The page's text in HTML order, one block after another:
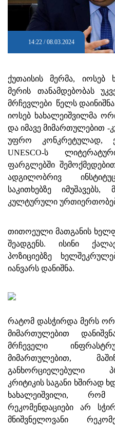
14:22 / 08.03.2024
ქუთაისის მერმა, იოსებ
მერის თანამდებობას
მრჩევლები წელს
იოსებ ხახალეიშვილმა
და იმავე მიმართულებით -
უფრო კონკრეტულად,
UNESCO-ს
ფარგლებში
ადგილობრივ
საკითხებზე
კულტურული
თითოეული მათგანის
შეადგენს. ისინი
პოზიციებზე
იანვარს დანიშნა.
რატომ დასჭირდა მერს
მიმართულებით
მრჩეველი
მიმართულებით,
განხორციელებული
კრიტიკის საგანი ხშირად
ხახალეიშვილი,
რეკომენდაციები არ
მნიშვნელოვანი